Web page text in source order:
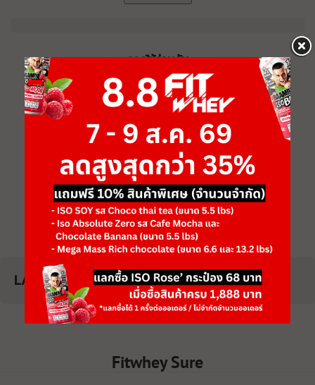
ควรใช้ร่วมกับ
BAAM VX
PERFORMANCE
MAX
฿3,829 ฿5,517
BAAM BAKI
STARTER SET
฿1,958 ฿2,318
LAB TEST
Fitwhey Sure